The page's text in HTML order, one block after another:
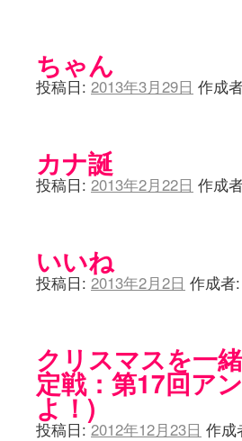
ちゃん
投稿日: 2013年3月29日 作成
カナ誕
投稿日: 2013年2月22日 作成
いいね
投稿日: 2013年2月2日 作成者:
クリスマスを一
定戦：第17回ア
よ！)
投稿日: 2012年12月23日 作成